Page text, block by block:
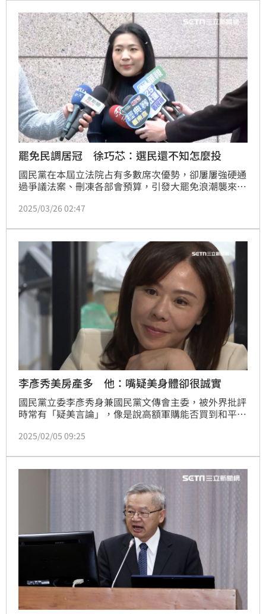
次。但國防部秀出的真實數據指占原編預算20.6%，近
年最高比例。對此，民進黨立委林俊憲有感而發，
「唉，國民黨一再證明，他們根本不知道自己在亂刪什
麼預算。」
罷免民調居冠 徐巧芯：選民還不知怎麼投
國民黨在本屆立法院占有多數席次優勢，卻屢屢強硬通
過爭議法案、刪凍各部會預算，引發大罷免浪潮襲來，
階段連署。國家安全研究學會今（26日）公布徐巧芯、
的罷免連署支持度都高於不支持，對此徐巧芯也做出回
應。
2025/03/26 02:47
李彥秀美房產多 他：嘴疑美身體卻很誠實
國民黨立委李彥秀身兼國民黨文傳會主委，被外界批評
時常有「疑美言論」，像是說高額軍購能否買到和平？
言論，可是身體卻很誠實，不斷在美國置產。
2025/02/05 09:25